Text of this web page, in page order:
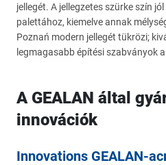
jellegét. A jellegzetes szürke szín
palettához, kiemelve annak
Poznań modern jellegét tükrözi;
legmagasabb építési szabványok
A GEALAN által
innovációk
Innovations GEALAN-